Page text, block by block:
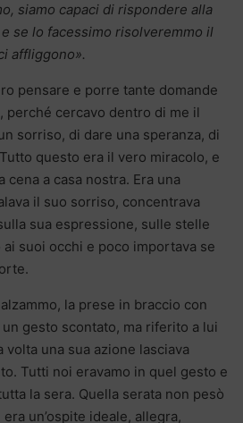
siamo capaci di rispondere alla
e se lo facessimo risolveremmo il
affliggono».
pensare e porre tante domande
perché cercavo dentro di me il
sorriso, di dare una speranza, di
questo era il vero miracolo, e
cena a casa nostra. Era una
il suo sorriso, concentrava
sua espressione, sulle stelle
suoi occhi e poco importava se
la prese in braccio con
gesto scontato, ma riferito a lui
volta una sua azione lasciava
Tutti noi eravamo in quel gesto e
la sera. Quella serata non pesò
un’ospite ideale, allegra,